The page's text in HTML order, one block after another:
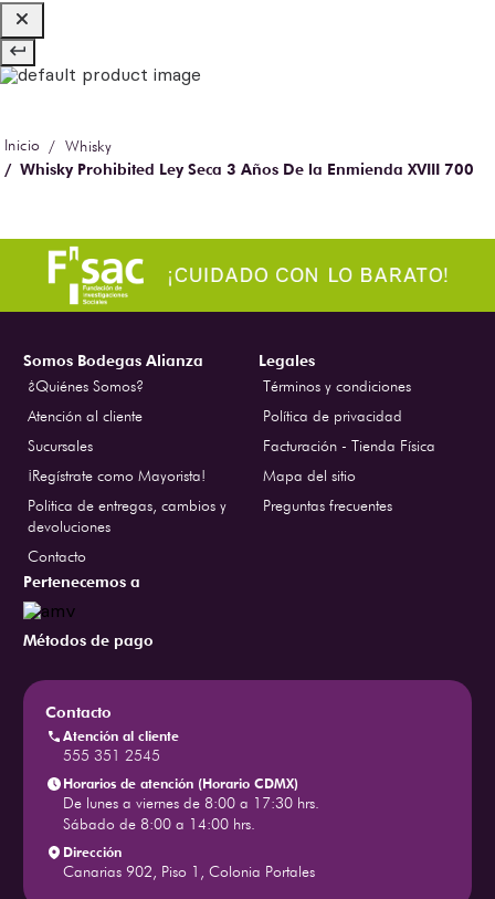
Whisky
Whisky Prohibited Ley Seca 3 Años De la Enmienda XVIII 700
Somos Bodegas Alianza
¿Quiénes Somos?
Atención al cliente
Sucursales
¡Regístrate como Mayorista!
Politica de entregas, cambios y
devoluciones
Contacto
Legales
Términos y condiciones
Política de privacidad
Facturación - Tienda Física
Mapa del sitio
Preguntas frecuentes
Pertenecemos a
Métodos de pago
Contacto
Atención al cliente
555 351 2545
Horarios de atención (Horario CDMX)
De lunes a viernes de 8:00 a 17:30 hrs.
Sábado de 8:00 a 14:00 hrs.
Dirección
Canarias 902, Piso 1, Colonia Portales